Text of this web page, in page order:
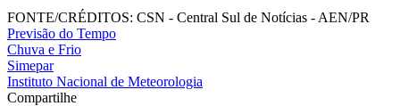
FONTE/CRÉDITOS: CSN - Central Sul de Notícias - AEN/PR
Previsão do Tempo
Chuva e Frio
Simepar
Instituto Nacional de Meteorologia
Compartilhe